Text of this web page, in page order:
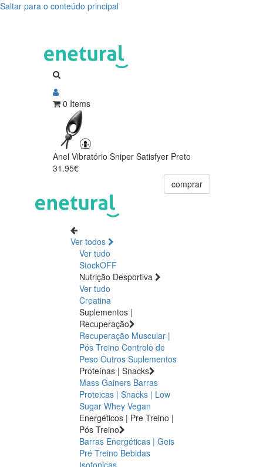
Saltar para o conteúdo principal
0 Items
Anel Vibratório Sniper Satisfyer Preto
31.95€
comprar
Ver todos
Ver tudo
StockOFF
Nutrição Desportiva
Ver tudo
Creatina
Suplementos |
Recuperação
Recuperação Muscular |
Pós Treino Controlo de
Peso Outros Suplementos
Proteínas | Snacks
Mass Gainers Barras
Proteicas | Snacks | Low
Sugar Whey Vegan
Energéticos | Pre Treino |
Pós Treino
Barras Energéticas | Geis
Pré Treino Bebidas
Isotonicas